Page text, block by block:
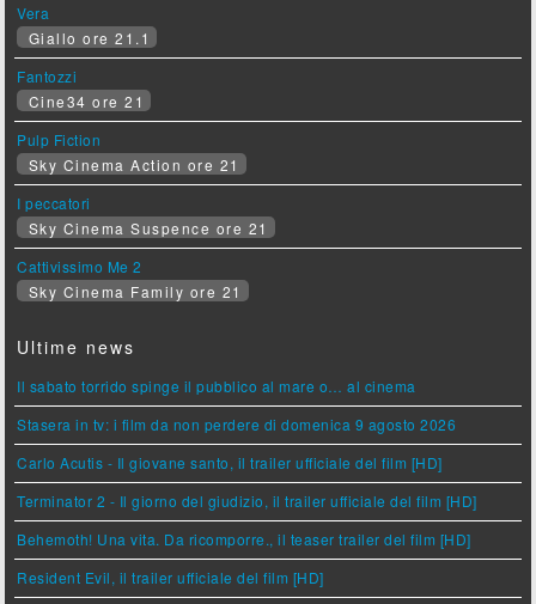
Vera
Giallo ore 21.1
Fantozzi
Cine34 ore 21
Pulp Fiction
Sky Cinema Action ore 21
I peccatori
Sky Cinema Suspence ore 21
Cattivissimo Me 2
Sky Cinema Family ore 21
Ultime news
Il sabato torrido spinge il pubblico al mare o… al cinema
Stasera in tv: i film da non perdere di domenica 9 agosto 2026
Carlo Acutis - Il giovane santo, il trailer ufficiale del film [HD]
Terminator 2 - Il giorno del giudizio, il trailer ufficiale del film [HD]
Behemoth! Una vita. Da ricomporre., il teaser trailer del film [HD]
Resident Evil, il trailer ufficiale del film [HD]